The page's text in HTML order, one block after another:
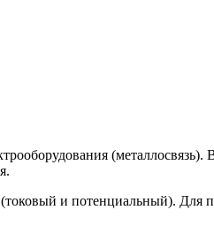
(металлосвязь).
и потенциальный). Для